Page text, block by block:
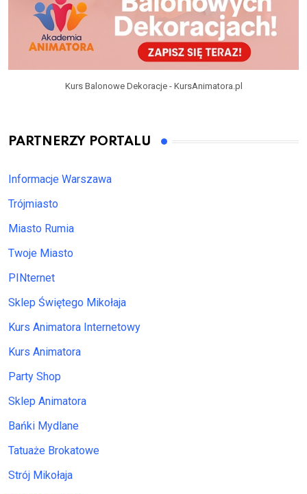
Kurs Balonowe Dekoracje - KursAnimatora.pl
PARTNERZY PORTALU
Informacje Warszawa
Trójmiasto
Miasto Rumia
Twoje Miasto
PINternet
Sklep Świętego Mikołaja
Kurs Animatora Internetowy
Kurs Animatora
Party Shop
Sklep Animatora
Bańki Mydlane
Tatuaże Brokatowe
Strój Mikołaja